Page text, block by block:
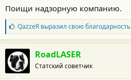
с
т
и
:
Поищи надзорную компанию.
Б
л
а
г
о
д
а
QazzeRвыразил свою благодарность
RoadLASER
Статский советчик